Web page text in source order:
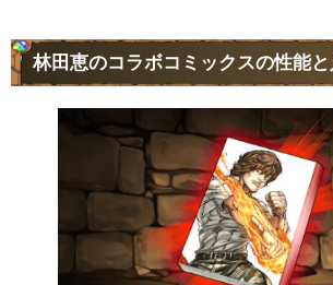
林田恵のコラボコミックスの性能